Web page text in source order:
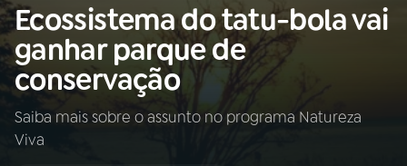
Buscar
na
Rádio
Nacional
Buscar
AO VIVO
Ecossistema do tatu-bola vai
ganhar parque de
conservação
Saiba mais sobre o assunto no programa Natureza
Viva